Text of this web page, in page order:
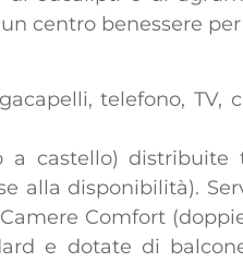
centro benessere
telefono, TV,
a castello)
alla disponibilità).
Comfort
e dotate di